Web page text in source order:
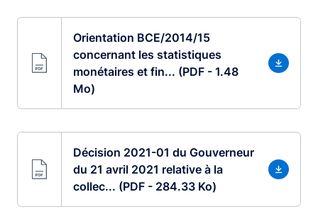
Orientation BCE/2014/15
concernant les statistiques
monétaires et fin... (PDF - 1.48
Mo)
Décision 2021-01 du Gouverneur
du 21 avril 2021 relative à la
collec... (PDF - 284.33 Ko)